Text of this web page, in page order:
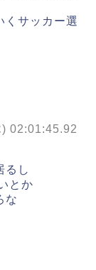
くサッカー選
02:01:45.92
るし
とか
な